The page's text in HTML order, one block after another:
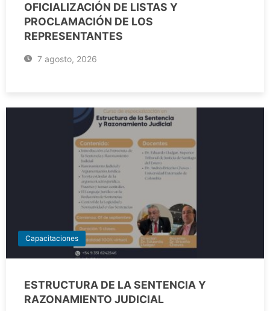
OFICIALIZACIÓN DE LISTAS Y
PROCLAMACIÓN DE LOS
REPRESENTANTES
7 agosto, 2026
Capacitaciones
ESTRUCTURA DE LA SENTENCIA Y
RAZONAMIENTO JUDICIAL